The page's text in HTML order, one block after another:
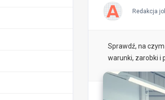
Redakcja
Sprawdź, na
warunki, zarobki i